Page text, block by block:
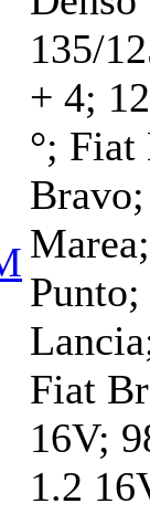
135/
+ 4;
°; Fiat
Fiat
16V;
1.2